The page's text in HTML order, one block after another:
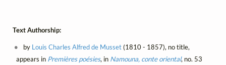
Text Authorship:
by Louis Charles Alfred de Musset(1810 - 1857), no title,
appears in Premières poésies, in Namouna, conte oriental, no. 53